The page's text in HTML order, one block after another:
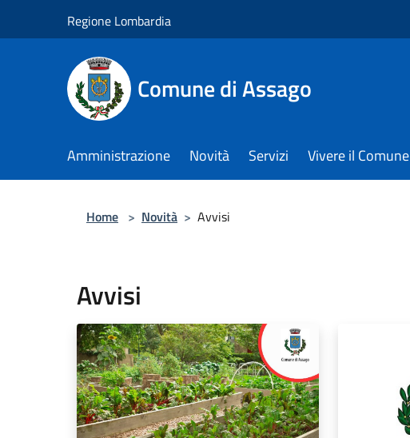
Regione Lombardia
Comune di Assago
Amministrazione Novità Servizi Vivere il Comune
Home > Novità > Avvisi
Avvisi